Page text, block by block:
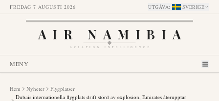
FREDAG 7 AUGUSTI 2026 UTGÅVA: SVERIGE
AIR NAMIBIA
AVIATION INTELLIGENCE
MENY
Hem Nyheter
Flygplatser
Dubais internationella flygplats drift störd av explosion, Emirates återupptar